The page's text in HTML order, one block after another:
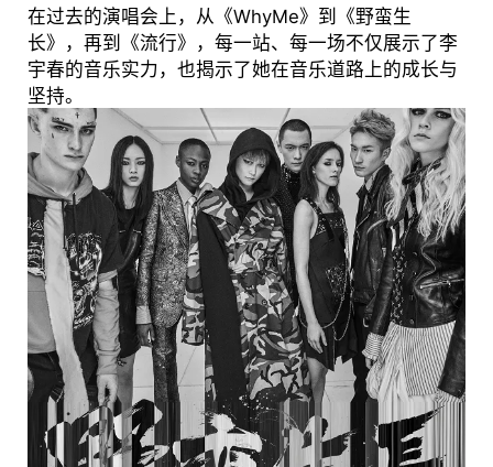
在过去的演唱会上，从《WhyMe》到《野蛮生
长》，再到《流行》，每一站、每一场不仅展示了李
宇春的音乐实力，也揭示了她在音乐道路上的成长与
坚持。